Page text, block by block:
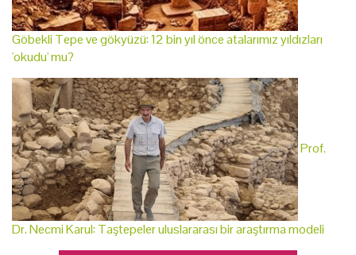
Göbekli Tepe ve gökyüzü: 12 bin yıl önce atalarımız yıldızları
'okudu' mu?
Prof.
Dr. Necmi Karul: Taştepeler uluslararası bir araştırma modeli